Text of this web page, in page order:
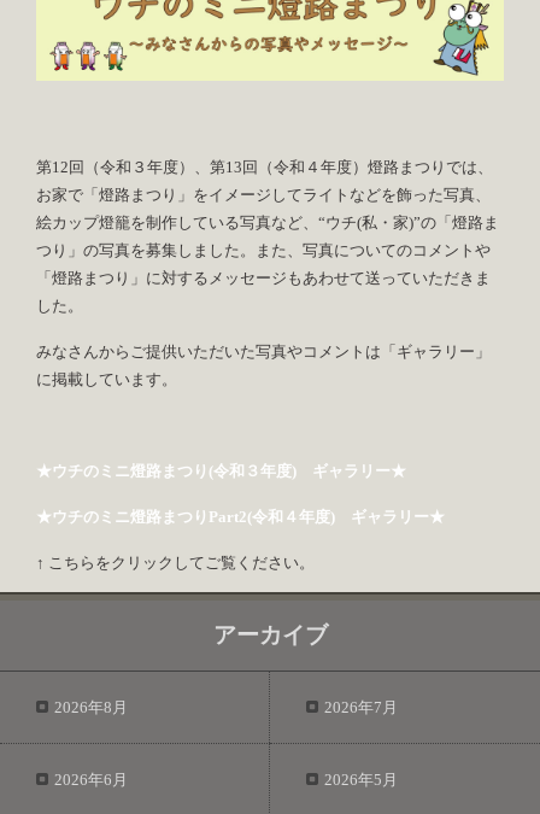
第12回（令和３年度）、第13回（令和４年度）燈路まつりでは、
お家で「燈路まつり」をイメージしてライトなどを飾った写真、
絵カップ燈籠を制作している写真など、“ウチ(私・家)”の「燈路ま
つり」の写真を募集しました。また、写真についてのコメントや
「燈路まつり」に対するメッセージもあわせて送っていただきま
した。
みなさんからご提供いただいた写真やコメントは「ギャラリー」
に掲載しています。
★ウチのミニ燈路まつり(令和３年度) ギャラリー★
★ウチのミニ燈路まつりPart2(令和４年度) ギャラリー★
↑ こちらをクリックしてご覧ください。
アーカイブ
2026年8月 2026年7月
2026年6月 2026年5月